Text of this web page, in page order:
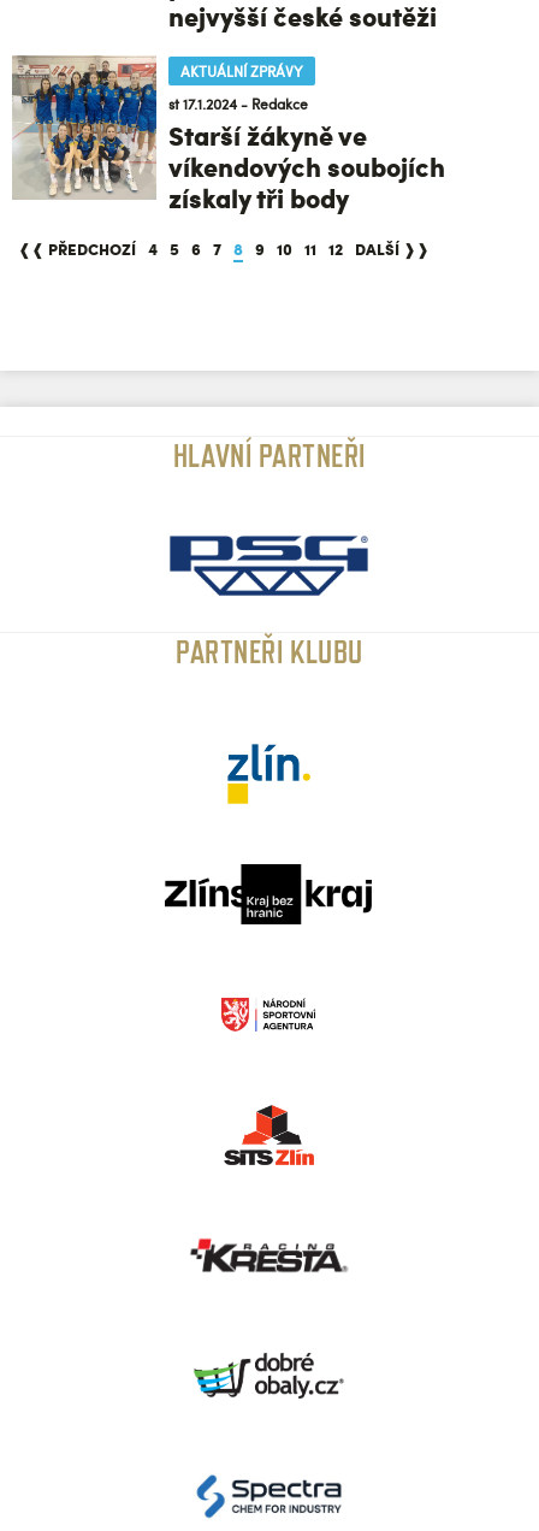
nejvyšší české soutěži
AKTUÁLNÍ ZPRÁVY
st 17.1.2024 - Redakce
Starší žákyně ve
víkendových soubojích
získaly tři body
❰❰ PŘEDCHOZÍ 4 5 6 7 8 9 10 11 12 DALŠÍ ❱❱
HLAVNÍ PARTNEŘI
PARTNEŘI KLUBU